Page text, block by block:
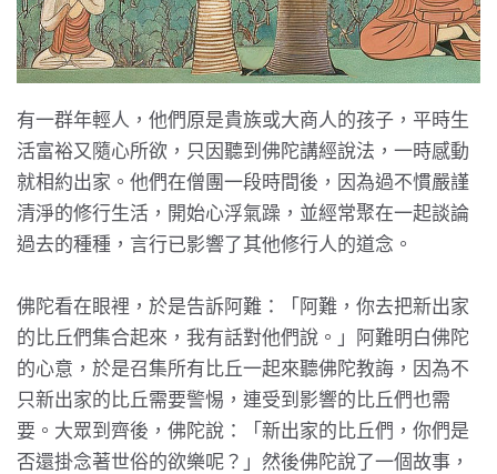
有一群年輕人，他們原是貴族或大商人的孩子，平時生
活富裕又隨心所欲，只因聽到佛陀講經說法，一時感動
就相約出家。他們在僧團一段時間後，因為過不慣嚴謹
清淨的修行生活，開始心浮氣躁，並經常聚在一起談論
過去的種種，言行已影響了其他修行人的道念。
佛陀看在眼裡，於是告訴阿難：「阿難，你去把新出家
的比丘們集合起來，我有話對他們說。」阿難明白佛陀
的心意，於是召集所有比丘一起來聽佛陀教誨，因為不
只新出家的比丘需要警惕，連受到影響的比丘們也需
要。大眾到齊後，佛陀說：「新出家的比丘們，你們是
否還掛念著世俗的欲樂呢？」然後佛陀說了一個故事，